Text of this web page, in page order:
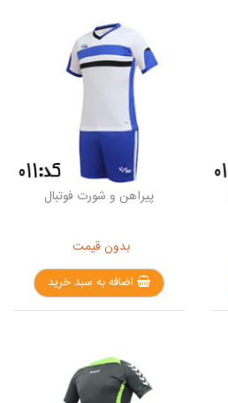
پیراهن و شورت فوتبال
بدون قیمت
اضافه به سبد خرید